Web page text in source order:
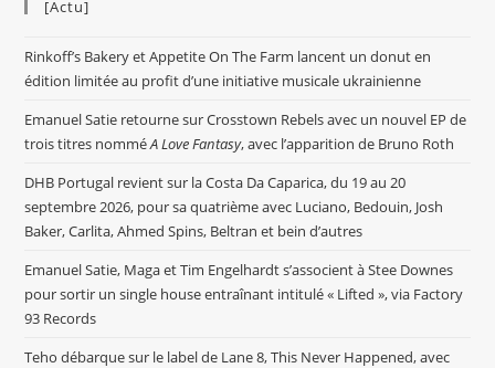
[Actu]
Rinkoff’s Bakery et Appetite On The Farm lancent un donut en
édition limitée au profit d’une initiative musicale ukrainienne
Emanuel Satie retourne sur Crosstown Rebels avec un nouvel EP de
trois titres nomméA Love Fantasy, avec l’apparition de Bruno Roth
DHB Portugal revient sur la Costa Da Caparica, du 19 au 20
septembre 2026, pour sa quatrième avec Luciano, Bedouin, Josh
Baker, Carlita, Ahmed Spins, Beltran et bein d’autres
Emanuel Satie, Maga et Tim Engelhardt s’associent à Stee Downes
pour sortir un single house entraînant intitulé « Lifted », via Factory
93 Records
Teho débarque sur le label de Lane 8, This Never Happened, avec